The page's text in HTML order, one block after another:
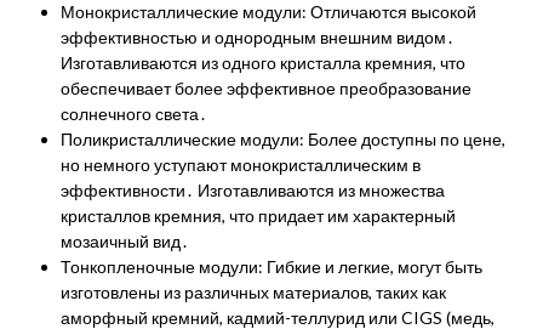
Монокристаллические модули: Отличаются высокой
эффективностью и однородным внешним видом․
Изготавливаются из одного кристалла кремния, что
обеспечивает более эффективное преобразование
солнечного света․
Поликристаллические модули: Более доступны по цене,
но немного уступают монокристаллическим в
эффективности․ Изготавливаются из множества
кристаллов кремния, что придает им характерный
мозаичный вид․
Тонкопленочные модули: Гибкие и легкие, могут быть
изготовлены из различных материалов, таких как
аморфный кремний, кадмий-теллурид или CIGS (медь,